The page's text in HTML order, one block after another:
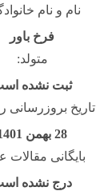
و نام خانوادگی:
فرخ باور
ثبت نشده است
بروزرسانی رزومه:
مقالات عضو:
درج نشده است